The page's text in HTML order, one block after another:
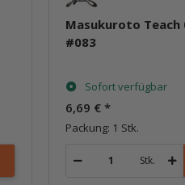
Masukuroto Teach
#083
Sofort verfügbar
6,69 € *
Packung: 1 Stk.
Stk.